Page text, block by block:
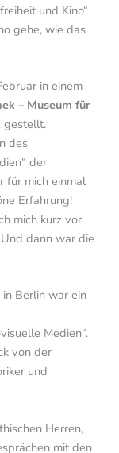
und Kino“
gehe, wie das
in einem
– Museum für
gestellt.
des
der
für mich einmal
Erfahrung!
mich kurz vor
dann war die
Berlin war ein
Medien“.
von der
und
Herren,
mit den